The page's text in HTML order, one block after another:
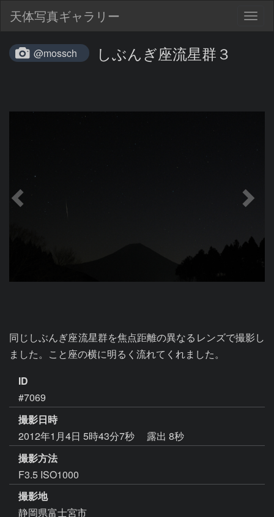
天体写真ギャラリー
@mossch しぶんぎ座流星群３
同じしぶんぎ座流星群を焦点距離の異なるレンズで撮影し
ました。こと座の横に明るく流れてくれました。
ID
#7069
撮影日時
2012年1月4日 5時43分7秒
露出 8秒
撮影方法
F3.5 ISO1000
撮影地
静岡県富士宮市